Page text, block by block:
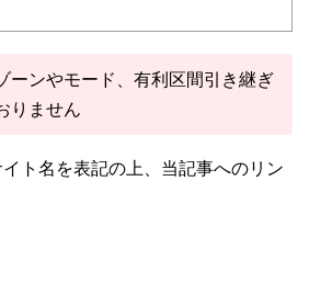
ーンやモード、有利区間引き継ぎ
りません
ト名を表記の上、当記事へのリン